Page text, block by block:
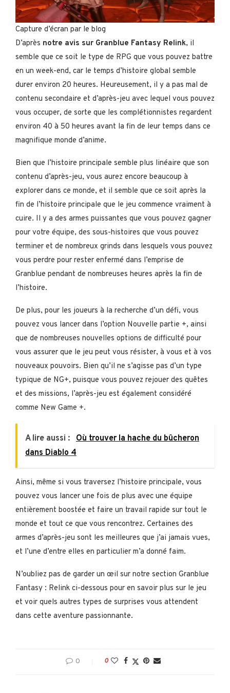
Capture d’écran par le blog
D’après notre avis sur Granblue Fantasy Relink, il
semble que ce soit le type de RPG que vous pouvez battre
en un week-end, car le temps d’histoire global semble
durer environ 20 heures. Heureusement, il y a pas mal de
contenu secondaire et d’après-jeu avec lequel vous pouvez
vous occuper, de sorte que les complétionnistes regardent
environ 40 à 50 heures avant la fin de leur temps dans ce
magnifique monde d’anime.
Bien que l’histoire principale semble plus linéaire que son
contenu d’après-jeu, vous aurez encore beaucoup à
explorer dans ce monde, et il semble que ce soit après la
fin de l’histoire principale que le jeu commence vraiment à
cuire. Il y a des armes puissantes que vous pouvez gagner
pour votre équipe, des sous-histoires que vous pouvez
terminer et de nombreux grinds dans lesquels vous pouvez
vous perdre pour rester enfermé dans l’emprise de
Granblue pendant de nombreuses heures après la fin de
l’histoire.
De plus, pour les joueurs à la recherche d’un défi, vous
pouvez vous lancer dans l’option Nouvelle partie +, ainsi
que de nombreuses nouvelles options de difficulté pour
vous assurer que le jeu peut vous résister, à vous et à vos
nouveaux pouvoirs. Bien qu’il ne s’agisse pas d’un type
typique de NG+, puisque vous pouvez rejouer des quêtes
et des missions, l’après-jeu est également considéré
comme New Game +.
A lire aussi :
Où trouver la hache du bûcheron
dans Diablo 4
Ainsi, même si vous traversez l’histoire principale, vous
pouvez vous lancer une fois de plus avec une équipe
entièrement boostée et faire un travail rapide sur tout le
monde et tout ce que vous rencontrez. Certaines des
armes d’après-jeu sont les meilleures que j’ai jamais vues,
et l’une d’entre elles en particulier m’a donné faim.
N’oubliez pas de garder un œil sur notre section Granblue
Fantasy : Relink ci-dessous pour en savoir plus sur le jeu
et voir quels autres types de surprises vous attendent
dans cette aventure passionnante.
0 0